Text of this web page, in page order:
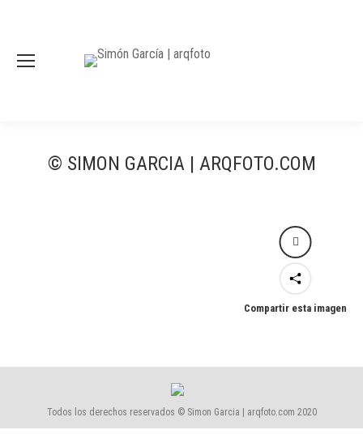
© SIMON GARCIA | ARQFOTO.COM
Compartir esta imagen
Todos los derechos reservados © Simon Garcia | arqfoto.com 2020